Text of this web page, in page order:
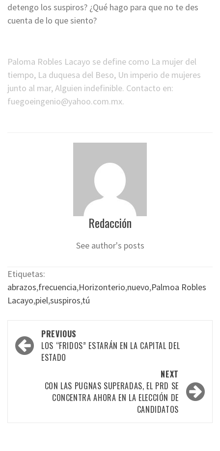
detengo los suspiros? ¿Qué hago para que no te des
cuenta de lo que siento?
Paloma Robles Lacayo se define como La mujer del
tiempo, La duquesa del Beso, Un imperio de mujeres
junto al mar, Alguien indefinible. Contacto en:
fuegoeingenio@yahoo.com.mx.
Redacción
See author's posts
Etiquetas:
abrazos,frecuencia,Horizonterio,nuevo,Palmoa Robles
Lacayo,piel,suspiros,tú
Post
navigation
PREVIOUS
LOS “FRIDOS” ESTARÁN EN LA CAPITAL DEL
ESTADO
NEXT
CON LAS PUGNAS SUPERADAS, EL PRD SE
CONCENTRA AHORA EN LA ELECCIÓN DE
CANDIDATOS